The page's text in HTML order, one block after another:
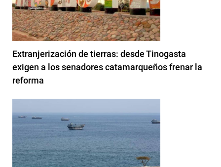
Extranjerización de tierras: desde Tinogasta
exigen a los senadores catamarqueños frenar la
reforma